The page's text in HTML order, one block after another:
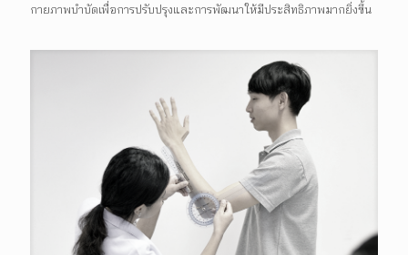
กายภาพบำบัดเพื่อการปรับปรุงและการพัฒนาให้มีประสิทธิภาพมากยิ่งขึ้น